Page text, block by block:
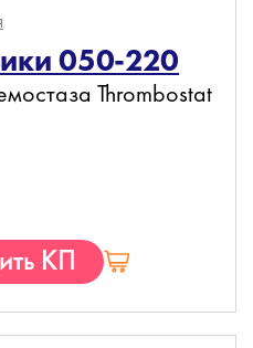
050-220
Thrombostat
КП